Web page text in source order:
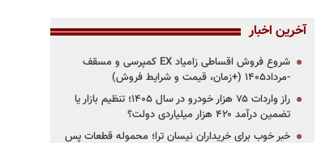
آخرین اخبار
شروع فروش اقساطی زامیاد EX کمپرسی و مسقف
-مرداد۱۴۰۵ (+زمان، قیمت و شرایط فروش)
راز واردات ۷۵ هزار خودرو در سال ۱۴۰۵؛ تنظیم بازار یا
تضمین درآمد ۴۲۰ هزار میلیاردی دولت؟
خبر خوب برای خریداران نیسان ترا؛ محموله قطعات پس